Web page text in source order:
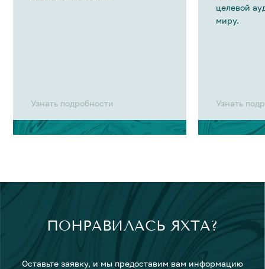
Узнать подробности
целевой
миру.
Узнать
ПОНРАВИЛАСЬ ЯХТА?
Оставьте заявку, и мы предоставим вам информацию